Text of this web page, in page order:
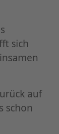
sich
auf
schon